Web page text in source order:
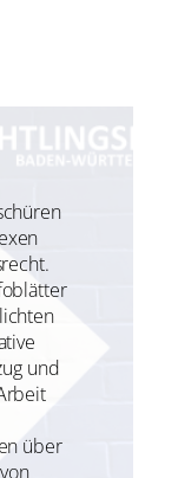
und
über